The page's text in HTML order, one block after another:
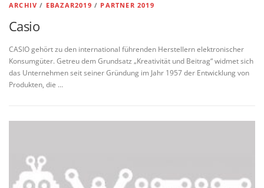
ARCHIV / EBAZAR2019 / PARTNER 2019
Casio
CASIO gehört zu den international führenden Herstellern elektronischer
Konsumgüter. Getreu dem Grundsatz „Kreativität und Beitrag“ widmet sich
das Unternehmen seit seiner Gründung im Jahr 1957 der Entwicklung von
Produkten, die …